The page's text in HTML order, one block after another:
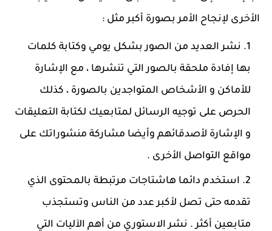
الأخرى لإنجاح الأمر بصورة أكبر مثل :
نشر العديد من الصور بشكل يومي وكتابة كلمات
بها إفادة ملحقة بالصور التي تنشرها ، مع الإشارة
للأماكن و الأشخاص المتواجدين بالصورة ، كذلك
الحرص على توجيه الرسائل لمتابعيك لكتابة التعليقات
و الإشارة لأصدقائهم وأيضا مشاركة منشوراتك على
مواقع التواصل الأخرى .
استخدم دائما هاشتاجات مرتبطة بالمحتوى الذي
تقدمه حتى تصل لأكبر عدد من الناس وتستجذب
متابعين أكثر . نشر الاستوري من أهم الآليات التي